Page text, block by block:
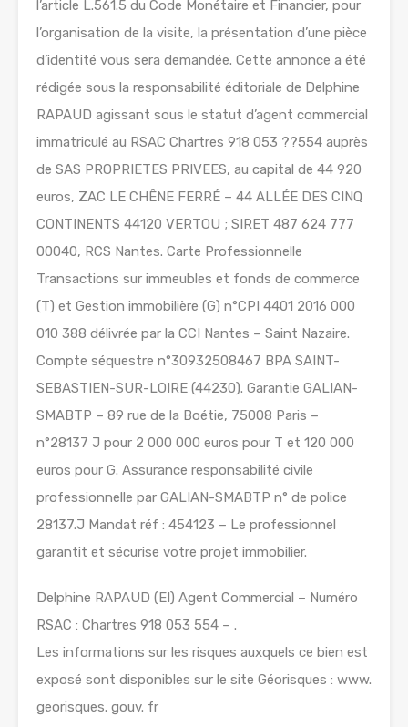
l’article L.561.5 du Code Monétaire et Financier, pour
l’organisation de la visite, la présentation d’une pièce
d’identité vous sera demandée. Cette annonce a été
rédigée sous la responsabilité éditoriale de Delphine
RAPAUD agissant sous le statut d’agent commercial
immatriculé au RSAC Chartres 918 053 ??554 auprès
de SAS PROPRIETES PRIVEES, au capital de 44 920
euros, ZAC LE CHÊNE FERRÉ – 44 ALLÉE DES CINQ
CONTINENTS 44120 VERTOU ; SIRET 487 624 777
00040, RCS Nantes. Carte Professionnelle
Transactions sur immeubles et fonds de commerce
(T) et Gestion immobilière (G) n°CPI 4401 2016 000
010 388 délivrée par la CCI Nantes – Saint Nazaire.
Compte séquestre n°30932508467 BPA SAINT-
SEBASTIEN-SUR-LOIRE (44230). Garantie GALIAN-
SMABTP – 89 rue de la Boétie, 75008 Paris –
n°28137 J pour 2 000 000 euros pour T et 120 000
euros pour G. Assurance responsabilité civile
professionnelle par GALIAN-SMABTP n° de police
28137.J Mandat réf : 454123 – Le professionnel
garantit et sécurise votre projet immobilier.
Delphine RAPAUD (EI) Agent Commercial – Numéro
RSAC : Chartres 918 053 554 – .
Les informations sur les risques auxquels ce bien est
exposé sont disponibles sur le site Géorisques : www.
georisques. gouv. fr